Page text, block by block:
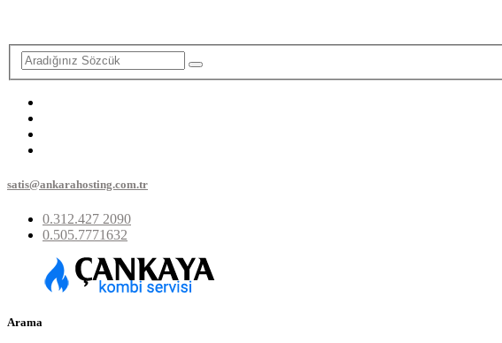
satis@ankarahosting.com.tr
0.312.427 2090
0.505.7771632
Arama